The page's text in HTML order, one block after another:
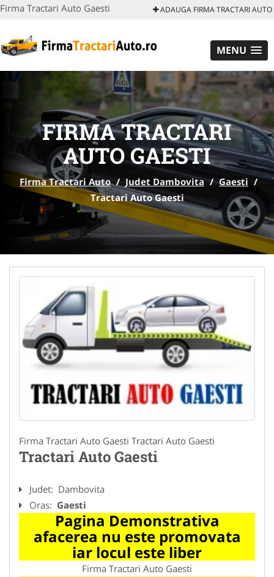
Firma Tractari Auto Gaesti ADAUGA FIRMA TRACTARI AUTO
MENU
FIRMA TRACTARI
AUTO GAESTI
Firma Tractari Auto / Judet Dambovita / Gaesti /
Tractari Auto Gaesti
Firma Tractari Auto Gaesti Tractari Auto Gaesti
Tractari Auto Gaesti
Judet: Dambovita
Oras: Gaesti
Pagina Demonstrativa
afacerea nu este promovata
iar locul este liber
Firma Tractari Auto Gaesti